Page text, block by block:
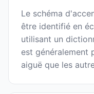
Le schéma
être identifié en
utilisant un
est généralement
aiguë que les